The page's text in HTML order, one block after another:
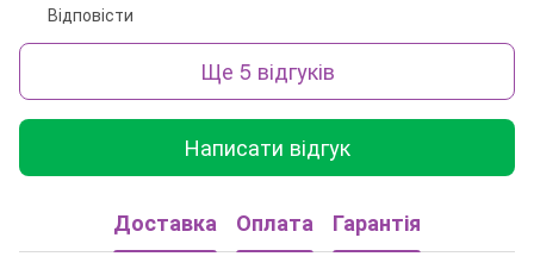
Відповісти
Ще 5 відгуків
Написати відгук
Доставка Оплата Гарантія